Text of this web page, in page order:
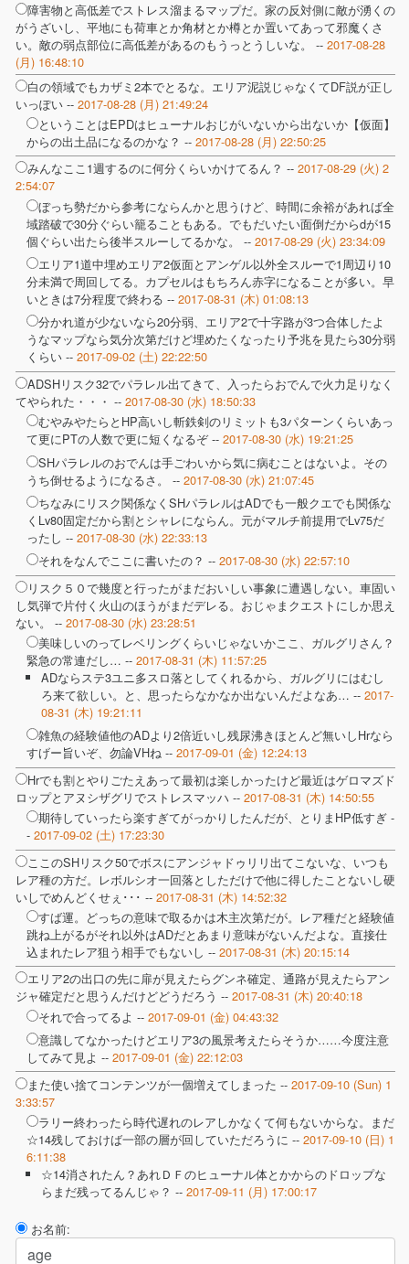
障害物と高低差でストレス溜まるマップだ。家の反対側に敵が湧くの
がうざいし、平地にも荷車とか角材とか樽とか置いてあって邪魔くさ
い。敵の弱点部位に高低差があるのもうっとうしいな。 -- 2017-08-28
(月) 16:48:10
白の領域でもカザミ2本でとるな。エリア泥説じゃなくてDF説が正し
いっぽい -- 2017-08-28 (月) 21:49:24
ということはEPDはヒューナルおじがいないから出ないか【仮面】
からの出土品になるのかな？ -- 2017-08-28 (月) 22:50:25
みんなここ1週するのに何分くらいかけてるん？ -- 2017-08-29 (火) 2
2:54:07
ぼっち勢だから参考にならんかと思うけど、時間に余裕があれば全
域踏破で30分ぐらい籠ることもある。でもだいたい面倒だからdが15
個ぐらい出たら後半スルーしてるかな。 -- 2017-08-29 (火) 23:34:09
エリア1道中埋めエリア2仮面とアンゲル以外全スルーで1周辺り10
分未満で周回してる。カプセルはもちろん赤字になることが多い。早
いときは7分程度で終わる -- 2017-08-31 (木) 01:08:13
分かれ道が少ないなら20分弱、エリア2で十字路が3つ合体したよ
うなマップなら気分次第だけど埋めたくなったり予兆を見たら30分弱
くらい -- 2017-09-02 (土) 22:22:50
ADSHリスク32でパラレル出てきて、入ったらおでんで火力足りなく
てやられた・・・ -- 2017-08-30 (水) 18:50:33
むやみやたらとHP高いし斬鉄剣のリミットも3パターンくらいあっ
て更にPTの人数で更に短くなるぞ -- 2017-08-30 (水) 19:21:25
SHパラレルのおでんは手ごわいから気に病むことはないよ。その
うち倒せるようになるさ。 -- 2017-08-30 (水) 21:07:45
ちなみにリスク関係なくSHパラレルはADでも一般クエでも関係な
くLv80固定だから割とシャレにならん。元がマルチ前提用でLv75だ
ったし -- 2017-08-30 (水) 22:33:13
それをなんでここに書いたの？ -- 2017-08-30 (水) 22:57:10
リスク５０で幾度と行ったがまだおいしい事象に遭遇しない。車固い
し気弾で片付く火山のほうがまだデレる。おじゃまクエストにしか思え
ない。 -- 2017-08-30 (水) 23:28:51
美味しいのってレベリングくらいじゃないかここ、ガルグリさん？
緊急の常連だし… -- 2017-08-31 (木) 11:57:25
ADならステ3ユニ多スロ落としてくれるから、ガルグリにはむし
ろ来て欲しい。と、思ったらなかなか出ないんだよなあ… -- 2017-
08-31 (木) 19:21:11
雑魚の経験値他のADより2倍近いし残尿沸きほとんど無いしHrなら
すげー旨いぞ、勿論VHね -- 2017-09-01 (金) 12:24:13
Hrでも割とやりごたえあって最初は楽しかったけど最近はゲロマズド
ロップとアヌシザグリでストレスマッハ -- 2017-08-31 (木) 14:50:55
期待していったら楽すぎてがっかりしたんだが、とりまHP低すぎ -
- 2017-09-02 (土) 17:23:30
ここのSHリスク50でボスにアンジャドゥリリ出てこないな、いつも
レア種の方だ。レボルシオ一回落としただけで他に得したことないし硬
いしでめんどくせぇ･･･ -- 2017-08-31 (木) 14:52:32
すば運。どっちの意味で取るかは木主次第だが。レア種だと経験値
跳ね上がるがそれ以外はADだとあまり意味がないんだよな。直接仕
込まれたレア狙う相手でもないし -- 2017-08-31 (木) 20:15:14
エリア2の出口の先に扉が見えたらグンネ確定、通路が見えたらアン
ジャ確定だと思うんだけどどうだろう -- 2017-08-31 (木) 20:40:18
それで合ってるよ -- 2017-09-01 (金) 04:43:32
意識してなかったけどエリア3の風景考えたらそうか……今度注意
してみて見よ -- 2017-09-01 (金) 22:12:03
また使い捨てコンテンツが一個増えてしまった -- 2017-09-10 (Sun) 1
3:33:57
ラリー終わったら時代遅れのレアしかなくて何もないからな。まだ
☆14残しておけば一部の層が回していただろうに -- 2017-09-10 (日) 1
6:11:38
☆14消されたん？あれＤＦのヒューナル体とかからのドロップな
らまだ残ってるんじゃ？ -- 2017-09-11 (月) 17:00:17
お名前: